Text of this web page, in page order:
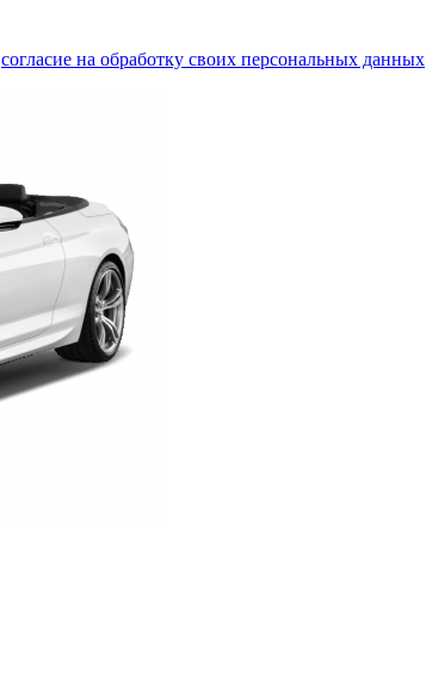
согласие на обработку своих персональных данных